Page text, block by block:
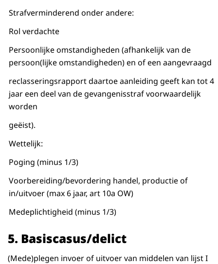
Strafverminderend onder andere:
Rol verdachte
Persoonlijke omstandigheden (afhankelijk van de
persoon(lijke omstandigheden) en of een aangevraagd
reclasseringsrapport daartoe aanleiding geeft kan tot 4
jaar een deel van de gevangenisstraf voorwaardelijk
worden
geëist).
Wettelijk:
Poging (minus 1/3)
Voorbereiding/bevordering handel, productie of
in/uitvoer (max 6 jaar, art 10a OW)
Medeplichtigheid (minus 1/3)
5. Basiscasus/delict
(Mede)plegen invoer of uitvoer van middelen van lijst I